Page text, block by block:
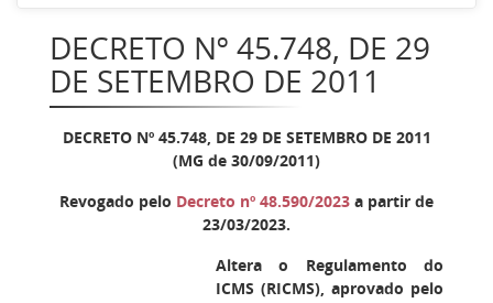
DECRETO Nº 45.748, DE 29
DE SETEMBRO DE 2011
DECRETO Nº 45.748, DE 29 DE SETEMBRO DE 2011
(MG de 30/09/2011)
Revogado pelo Decreto nº 48.590/2023 a partir de
23/03/2023.
Altera o Regulamento do
ICMS (RICMS), aprovado pelo